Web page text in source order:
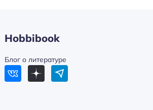
Hobbibook
Блог о литературе